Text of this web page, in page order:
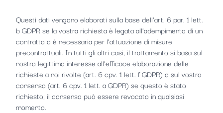
Questi dati vengono elaborati sulla base dell'art. 6 par. 1 lett.
b GDPR se la vostra richiesta è legata all'adempimento di un
contratto o è necessaria per l'attuazione di misure
precontrattuali. In tutti gli altri casi, il trattamento si basa sul
nostro legittimo interesse all'efficace elaborazione delle
richieste a noi rivolte (art. 6 cpv. 1 lett. f GDPR) o sul vostro
consenso (art. 6 cpv. 1 lett. a GDPR) se questo è stato
richiesto; il consenso può essere revocato in qualsiasi
momento.